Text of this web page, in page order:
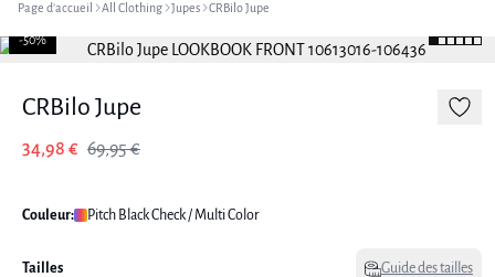
Page d’accueil All Clothing Jupes CRBilo Jupe
-50%
CRBilo Jupe
34,98 € 69,95 €
Couleur: Pitch Black Check / Multi Color
Tailles Guide des tailles